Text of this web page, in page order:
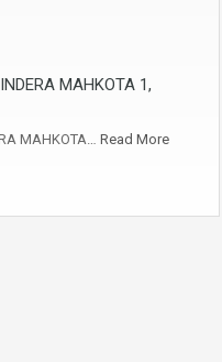
MAHKOTA 1,
MAHKOTA… Read More